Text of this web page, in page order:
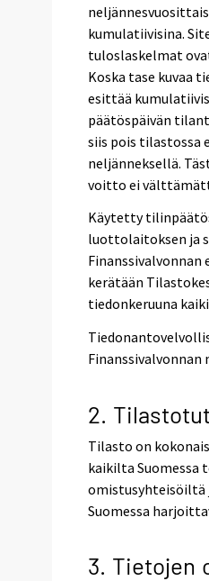
kumulatiivisina.
tuloslaskelmat
Koska tase kuvaa
esittää
päätöspäivän
siis pois tilastossa
neljänneksellä.
voitto ei
Käytetty
luottolaitoksen ja
Finanssivalvonnan
kerätään
tiedonkeruuna
Finanssivalvonnan
2.
Tilasto on
kaikilta
omistusyhteisöiltä
Suomessa
3. Tietojen